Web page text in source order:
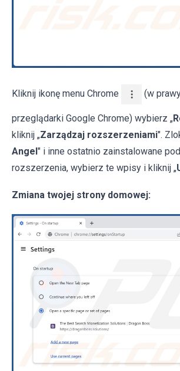
Kliknij ikonę menu Chrome (w
przeglądarki Google Chrome) wybierz „
kliknij „Zarządzaj rozszerzeniami".
Angel " i inne ostatnio zainstalowane
rozszerzenia, wybierz te wpisy i kliknij „
Zmiana twojej strony domowej: